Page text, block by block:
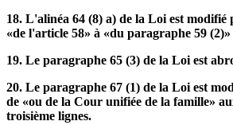
18. L'alinéa 64 (8) a) de la Loi est
«de l'article 58» à «du paragraphe 59
19. Le paragraphe 65 (3) de la Loi est
20. Le paragraphe 67 (1) de la Loi est
de «ou de la Cour unifiée de la famille»
troisième lignes.